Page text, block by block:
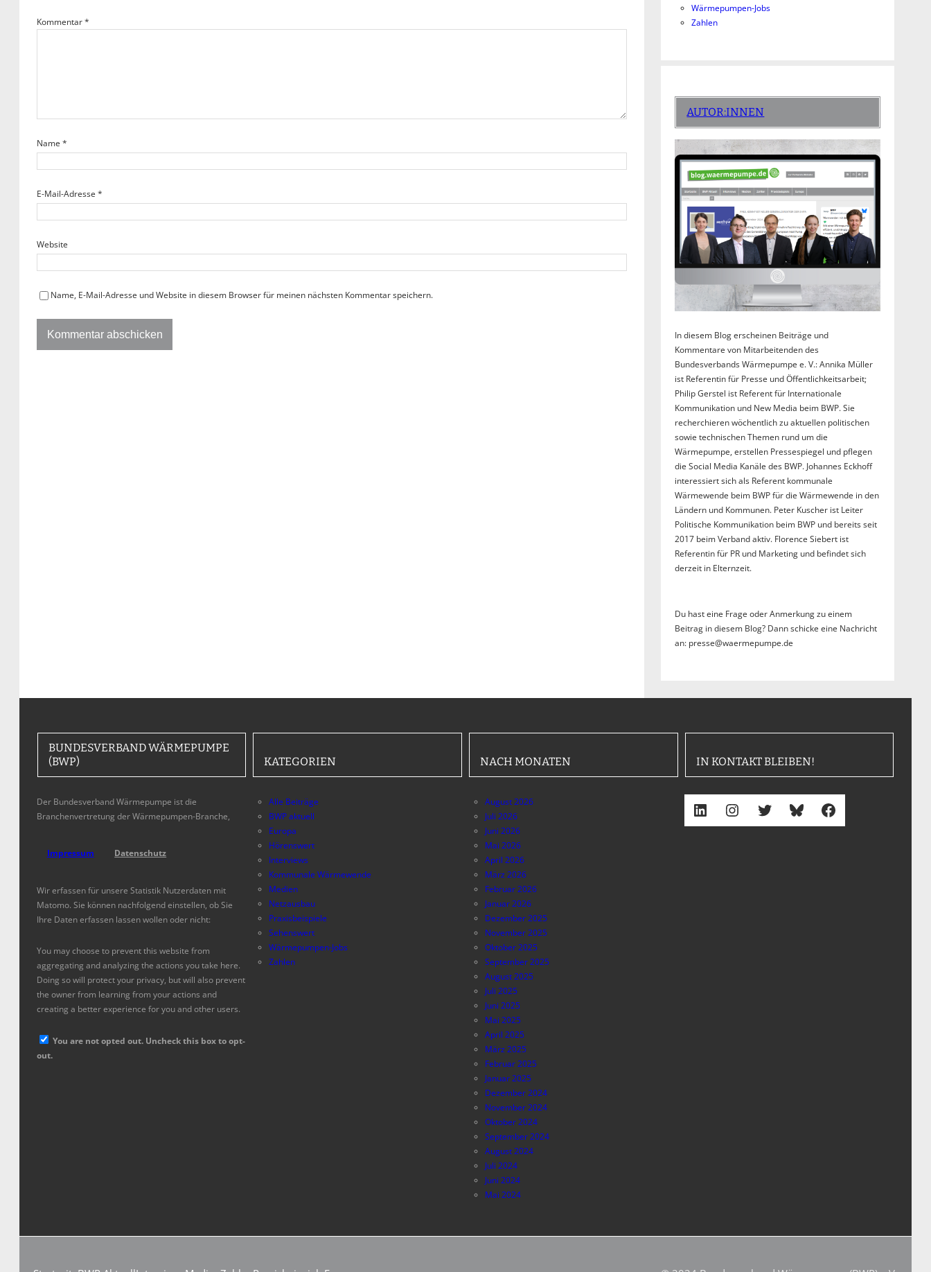
Kommentar*
Name *
E-Mail-Adresse *
Website
Name, E-Mail-Adresse und Website in diesem Browser für meinen nächsten Kommentar speichern.
Wärmepumpen-Jobs
Zahlen
AUTOR:INNEN
In diesem Blog erscheinen Beiträge und
Kommentare von Mitarbeitenden des
Bundesverbands Wärmepumpe e. V.: Annika Müller
ist Referentin für Presse und Öffentlichkeitsarbeit;
Philip Gerstel ist Referent für Internationale
Kommunikation und New Media beim BWP. Sie
recherchieren wöchentlich zu aktuellen politischen
sowie technischen Themen rund um die
Wärmepumpe, erstellen Pressespiegel und pflegen
die Social Media Kanäle des BWP. Johannes Eckhoff
interessiert sich als Referent kommunale
Wärmewende beim BWP für die Wärmewende in den
Ländern und Kommunen. Peter Kuscher ist Leiter
Politische Kommunikation beim BWP und bereits seit
2017 beim Verband aktiv. Florence Siebert ist
Referentin für PR und Marketing und befindet sich
derzeit in Elternzeit.
Du hast eine Frage oder Anmerkung zu einem
Beitrag in diesem Blog? Dann schicke eine Nachricht
an: presse@waermepumpe.de
BUNDESVERBAND WÄRMEPUMPE
(BWP)
Der Bundesverband Wärmepumpe ist die
Branchenvertretung der Wärmepumpen-Branche,
Impressum Datenschutz
Wir erfassen für unsere Statistik Nutzerdaten mit
Matomo. Sie können nachfolgend einstellen, ob Sie
Ihre Daten erfassen lassen wollen oder nicht:
You may choose to prevent this website from
aggregating and analyzing the actions you take here.
Doing so will protect your privacy, but will also prevent
the owner from learning from your actions and
creating a better experience for you and other users.
You are not opted out. Uncheck this box to opt-
out.
KATEGORIEN
Alle Beiträge
BWP aktuell
Europa
Hörenswert
Interviews
Kommunale Wärmewende
Medien
Netzausbau
Praxisbeispiele
Sehenswert
Wärmepumpen-Jobs
Zahlen
NACH MONATEN
August 2026
Juli 2026
Juni 2026
Mai 2026
April 2026
März 2026
Februar 2026
Januar 2026
Dezember 2025
November 2025
Oktober 2025
September 2025
August 2025
Juli 2025
Juni 2025
Mai 2025
April 2025
März 2025
Februar 2025
Januar 2025
Dezember 2024
November 2024
Oktober 2024
September 2024
August 2024
Juli 2024
Juni 2024
Mai 2024
IN KONTAKT BLEIBEN!
LinkedIn Instagram Twitter Bluesky Facebook